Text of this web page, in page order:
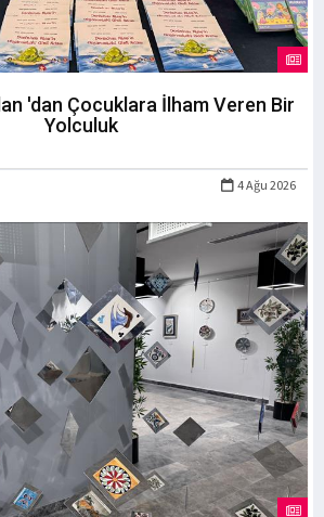
'dan Çocuklara İlham Veren Bir
Yolculuk
4 Ağu 2026